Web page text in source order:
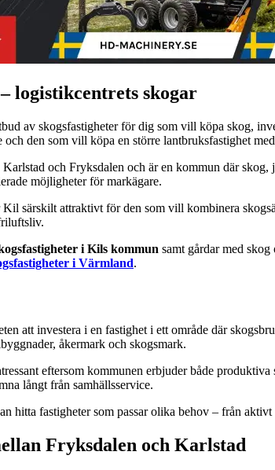
logistikcentrets skogar
av skogsfastigheter för dig som vill köpa skog,
den som vill köpa en större lantbruksfastighet
och Fryksdalen och är en kommun där
möjligheter för markägare.
särskilt attraktivt för den som vill kombinera
i Kils kommun samt gårdar med
i Värmland.
att investera i en fastighet i ett område där
åkermark och skogsmark.
eftersom kommunen erbjuder både
långt från samhällsservice.
hitta fastigheter som passar olika behov – från
Fryksdalen och Karlstad